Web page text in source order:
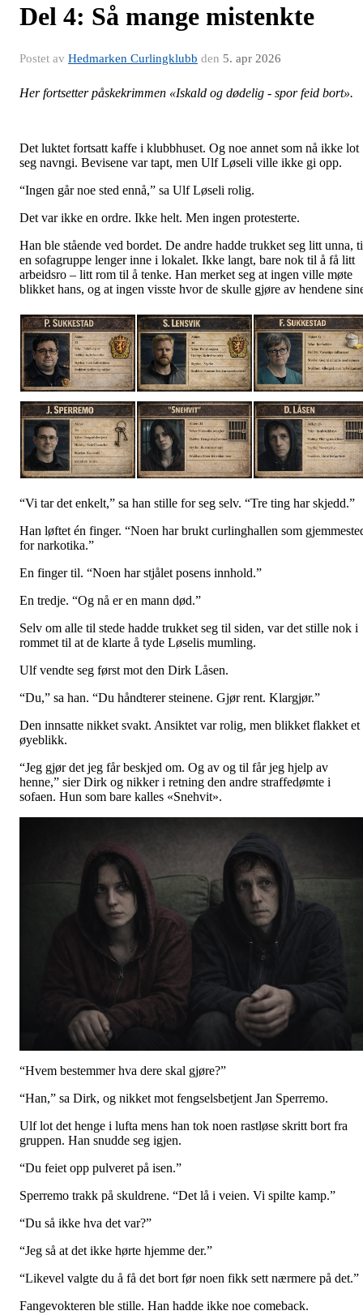
Del 4: Så mange mistenkte
Postet av Hedmarken Curlingklubb den 5. apr 2026
Her fortsetter påskekrimmen «Iskald og dødelig - spor feid bort».
Det luktet fortsatt kaffe i klubbhuset. Og noe annet som nå ikke lot
seg navngi. Bevisene var tapt, men Ulf Løseli ville ikke gi opp.
“Ingen går noe sted ennå,” sa Ulf Løseli rolig.
Det var ikke en ordre. Ikke helt. Men ingen protesterte.
Han ble stående ved bordet. De andre hadde trukket seg litt unna,
en sofagruppe lenger inne i lokalet. Ikke langt, bare nok til å få litt
arbeidsro – litt rom til å tenke. Han merket seg at ingen ville møte
blikket hans, og at ingen visste hvor de skulle gjøre av hendene
“Vi tar det enkelt,” sa han stille for seg selv. “Tre ting har skjedd.”
Han løftet én finger. “Noen har brukt curlinghallen som
for narkotika.”
En finger til. “Noen har stjålet posens innhold.”
En tredje. “Og nå er en mann død.”
Selv om alle til stede hadde trukket seg til siden, var det stille nok i
rommet til at de klarte å tyde Løselis mumling.
Ulf vendte seg først mot den Dirk Låsen.
“Du,” sa han. “Du håndterer steinene. Gjør rent. Klargjør.”
Den innsatte nikket svakt. Ansiktet var rolig, men blikket flakket et
øyeblikk.
“Jeg gjør det jeg får beskjed om. Og av og til får jeg hjelp av
henne,” sier Dirk og nikker i retning den andre straffedømte i
sofaen. Hun som bare kalles «Snehvit».
“Hvem bestemmer hva dere skal gjøre?”
“Han,” sa Dirk, og nikket mot fengselsbetjent Jan Sperremo.
Ulf lot det henge i lufta mens han tok noen rastløse skritt bort fra
gruppen. Han snudde seg igjen.
“Du feiet opp pulveret på isen.”
Sperremo trakk på skuldrene. “Det lå i veien. Vi spilte kamp.”
“Du så ikke hva det var?”
“Jeg så at det ikke hørte hjemme der.”
“Likevel valgte du å få det bort før noen fikk sett nærmere på det.”
Fangevokteren ble stille. Han hadde ikke noe comeback.